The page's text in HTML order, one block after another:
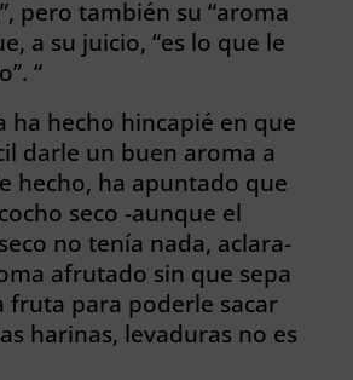
pero también su “aroma
a su juicio, “es lo que le
“
ha hecho hincapié en que
darle un buen aroma a
hecho, ha apuntado que
seco -aunque el
no tenía nada, aclara-
afrutado sin que sepa
fruta para poderle sacar
harinas, levaduras no es